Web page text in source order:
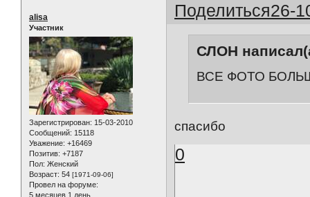
Поделиться26-
alisa
Участник
Зарегистрирован: 15-03-2010
Сообщений: 15118
Уважение: +16469
Позитив: +7187
Пол: Женский
Возраст: 54 [1971-09-06]
Провел на форуме:
5 месяцев 1 день
СЛОН
ВСЕ ФОТО
спасибо
0